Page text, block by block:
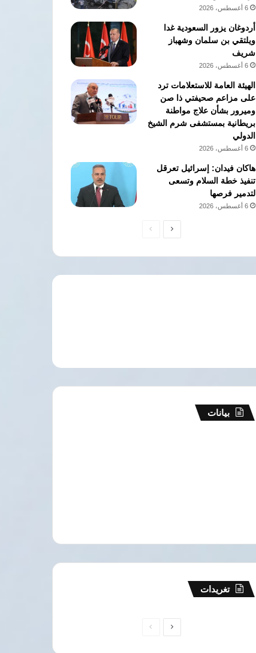
6 أغسطس، 2026
أردوغان يزور السعودية غدا
ويلتقي بن سلمان وشهباز
شريف
6 أغسطس، 2026
الهيئة العامة للاستعلامات ترد
على مزاعم صحيفتي ذا صن
وميرور بشأن علاج مواطنة
بريطانية بمستشفى شرم الشيخ
الدولي
6 أغسطس، 2026
هاكان فيدان: إسرائيل تعرقل
تنفيذ خطة السلام وتسعى
لتدمير فرصها
6 أغسطس، 2026
الصفحةالصفحة
بيانات
تغريدات
الصفحةالصفحة